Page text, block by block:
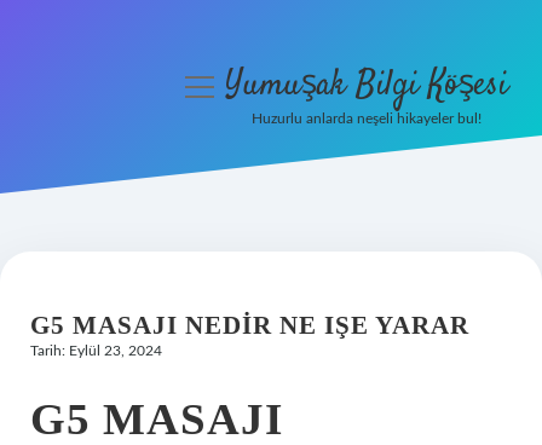
Hakkımızda
menüyüYumuşak Bilgi Köşesi
Huzurlu anlarda neşeli hikayeler bul!
G5 MASAJI NEDIR NE IŞE YARAR
Tarih: Eylül 23, 2024
G5 MASAJI